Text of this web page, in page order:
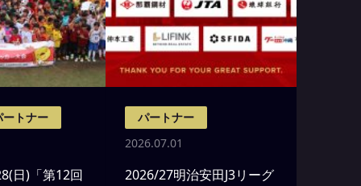
トナー
日)「第12回
パートナー
2026.07.01
2026/27明治安田J3リーグ